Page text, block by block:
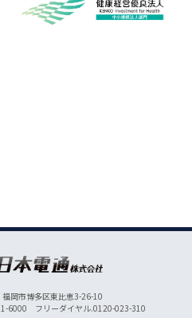
福岡市博多区東比恵3-26-10
6000 フリーダイヤル.0120-023-310